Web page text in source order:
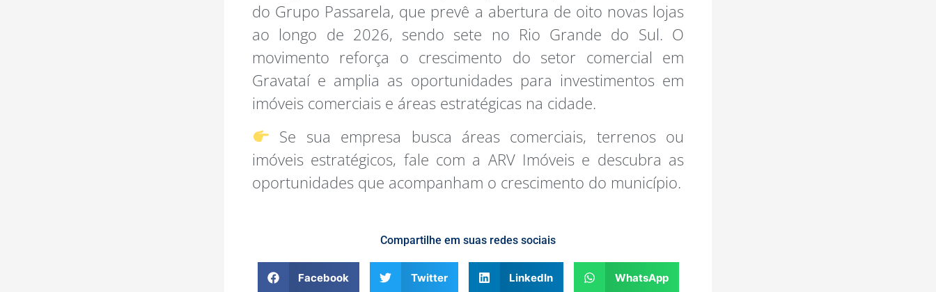
do Grupo Passarela, que prevê a abertura de oito novas lojas
ao longo de 2026, sendo sete no Rio Grande do Sul. O
movimento reforça o crescimento do setor comercial em
Gravataí e amplia as oportunidades para investimentos em
imóveis comerciais e áreas estratégicas na cidade.
Se sua empresa busca áreas comerciais, terrenos ou
imóveis estratégicos, fale com a ARV Imóveis e descubra as
oportunidades que acompanham o crescimento do município.
Compartilhe em suas redes sociais
Facebook Twitter LinkedIn WhatsApp